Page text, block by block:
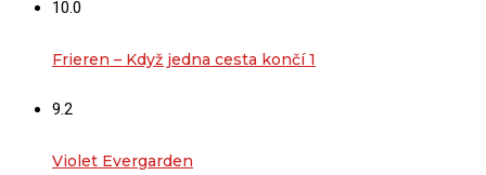
10.0
Frieren – Když jedna cesta končí 1
9.2
Violet Evergarden